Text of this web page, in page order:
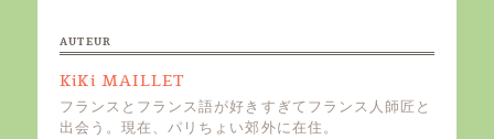
AUTEUR
KiKi MAILLET
フランスとフランス語が好きすぎてフランス人師匠と
出会う。現在、パリちょい郊外に在住。